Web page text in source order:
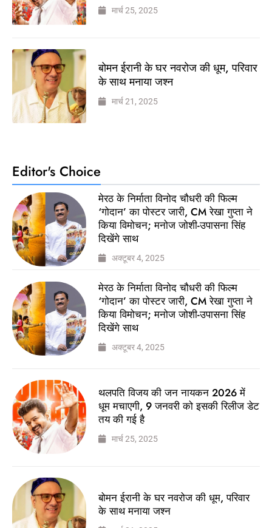
मार्च 25, 2025
बोमन ईरानी के घर नवरोज की धूम, परिवार
के साथ मनाया जश्न
मार्च 21, 2025
Editor's Choice
मेरठ के निर्माता विनोद चौधरी की फिल्म
‘गोदान’ का पोस्टर जारी, CM रेखा गुप्ता ने
किया विमोचन; मनोज जोशी-उपासना सिंह
दिखेंगे साथ
अक्टूबर 4, 2025
मेरठ के निर्माता विनोद चौधरी की फिल्म
‘गोदान’ का पोस्टर जारी, CM रेखा गुप्ता ने
किया विमोचन; मनोज जोशी-उपासना सिंह
दिखेंगे साथ
अक्टूबर 4, 2025
थलपति विजय की जन नायकन 2026 में
धूम मचाएगी, 9 जनवरी को इसकी रिलीज डेट
तय की गई है
मार्च 25, 2025
बोमन ईरानी के घर नवरोज की धूम, परिवार
के साथ मनाया जश्न